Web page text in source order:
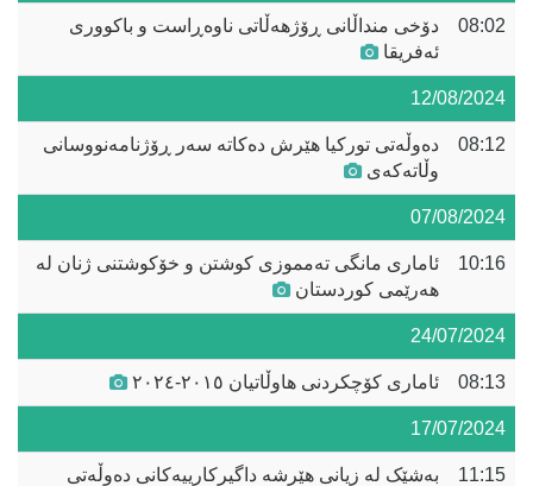
08:02
دۆخی منداڵانی ڕۆژهەڵاتی ناوەڕاست و باکووری
ئەفریقا
12/08/2024
08:12
دەوڵەتی تورکیا هێرش دەکاتە سەر ڕۆژنامەنووسانی
وڵاتەکەی
07/08/2024
10:16
ئاماری مانگی تەمموزی کوشتن و خۆکوشتنی ژنان لە
هەرێمی کوردستان
24/07/2024
08:13 ئاماری کۆچکردنی هاوڵاتیان ٢٠١٥-٢٠٢٤
17/07/2024
11:15
بەشێک لە زیانی هێرشە داگیرکارییەکانی دەوڵەتی